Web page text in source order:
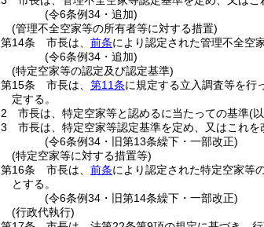
(令6条例34・追加)
(管理不全空家等の所有者等に対する措置)
第14条
市長は、 前条により認定された管理不全空
(令6条例34・追加)
(特定空家等の認定及び認定基準)
第15条
市長は、 第11条に規定する立入調査等を行
定する。
2
市長は、特定空家等と認めるに当たっての基準(
3
市長は、特定空家等認定基準を定め、又はこれ
(令6条例34・旧第13条繰下・一部改正)
(特定空家等に対する措置等)
第16条
市長は、 前条により認定された特定空家等
とする。
(令6条例34・旧第14条繰下・一部改正)
(行政代執行)